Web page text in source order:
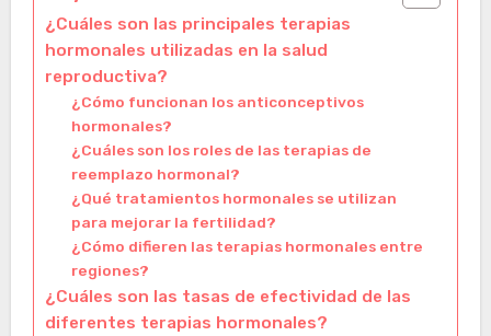
¿Cuáles son las principales terapias
hormonales utilizadas en la salud
reproductiva?
¿Cómo funcionan los anticonceptivos
hormonales?
¿Cuáles son los roles de las terapias de
reemplazo hormonal?
¿Qué tratamientos hormonales se utilizan
para mejorar la fertilidad?
¿Cómo difieren las terapias hormonales entre
regiones?
¿Cuáles son las tasas de efectividad de las
diferentes terapias hormonales?